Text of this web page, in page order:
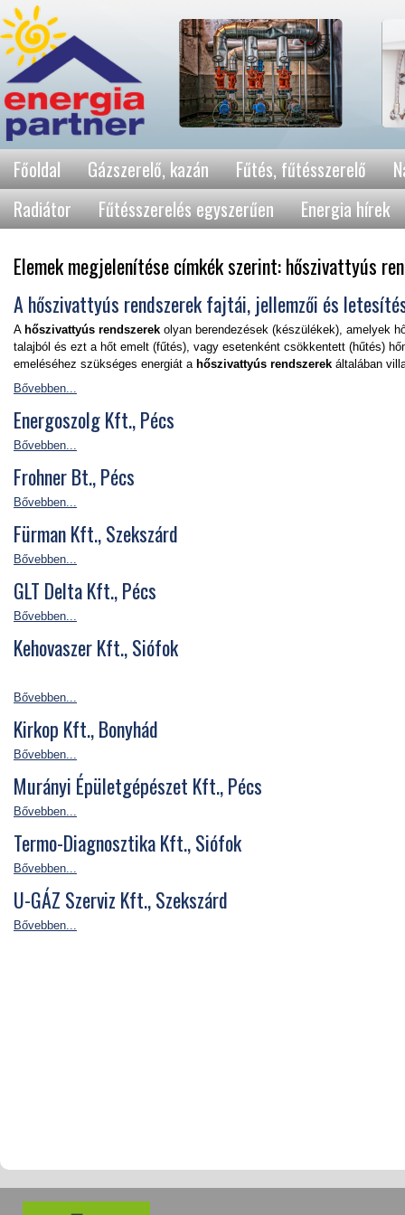
Főoldal Gázszerelő, kazán Fűtés, fűtésszerelő
Radiátor
Fűtésszerelés egyszerűen Energia hírek
Elemek megjelenítése címkék szerint: hőszivattyús
A hőszivattyús rendszerek fajtái, jellemzői és
A hőszivattyús rendszerek olyan berendezések (készülékek), amelyek
talajból és ezt a hőt emelt (fűtés), vagy esetenként csökkentett (hűtés)
emeléséhez szükséges energiát a hőszivattyús rendszerek általában
Bővebben...
Energoszolg Kft., Pécs
Bővebben...
Frohner Bt., Pécs
Bővebben...
Fürman Kft., Szekszárd
Bővebben...
GLT Delta Kft., Pécs
Bővebben...
Kehovaszer Kft., Siófok
Bővebben...
Kirkop Kft., Bonyhád
Bővebben...
Murányi Épületgépészet Kft., Pécs
Bővebben...
Termo-Diagnosztika Kft., Siófok
Bővebben...
U-GÁZ Szerviz Kft., Szekszárd
Bővebben...